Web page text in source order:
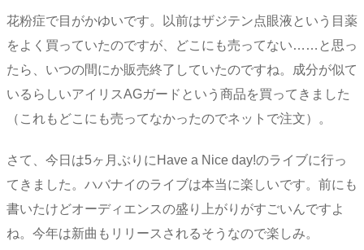
花粉症で目がかゆいです。以前はザジテン点眼液という目薬
をよく買っていたのですが、どこにも売ってない……と思っ
たら、いつの間にか販売終了していたのですね。成分が似て
いるらしいアイリスAGガードという商品を買ってきました
（これもどこにも売ってなかったのでネットで注文）。
さて、今日は5ヶ月ぶりにHave a Nice day!のライブに行っ
てきました。ハバナイのライブは本当に楽しいです。前にも
書いたけどオーディエンスの盛り上がりがすごいんですよ
ね。今年は新曲もリリースされるそうなので楽しみ。